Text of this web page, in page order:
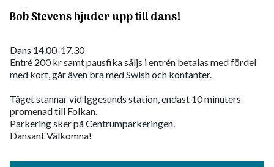
Bob Stevens bjuder upp till dans!
Dans 14.00-17.30
Entré 200 kr samt pausfika säljs i entrén betalas med fördel
med kort, går även bra med Swish och kontanter.
Tåget stannar vid Iggesunds station, endast 10 minuters
promenad till Folkan.
Parkering sker på Centrumparkeringen.
Dansant Välkomna!